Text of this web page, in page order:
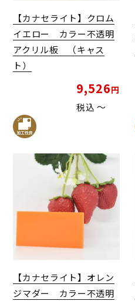
【カナセライト】クロム
イエロー カラー不透明
アクリル板 （キャス
ト）
9,526
税込 〜
【カナセライト】オレン
ジマダー カラー不透明